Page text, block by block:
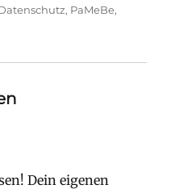
, PaMeBe,
Dein eigenen